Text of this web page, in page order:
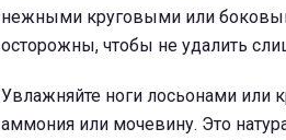
нежными круговыми или
осторожны, чтобы не удалить
Увлажняйте ноги лосьонами или
аммония или мочевину. Это